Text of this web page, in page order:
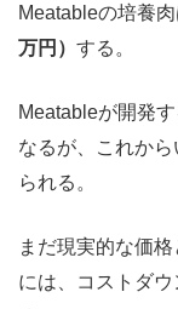
Meatableの培養肉
万円） する。
Meatableが開発
なるが、これか
られる。
まだ現実的な価
には、コストダ